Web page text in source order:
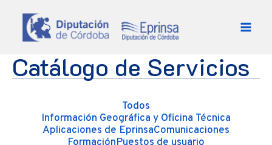
Catálogo de Servicios
Todos
Información Geográfica y Oficina Técnica
Aplicaciones de EprinsaComunicaciones